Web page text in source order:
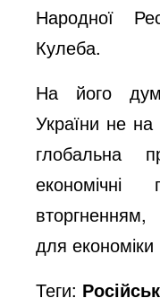
Народної
Кулеба.
На його
України не на
глобальна
економічні
для
Теги: